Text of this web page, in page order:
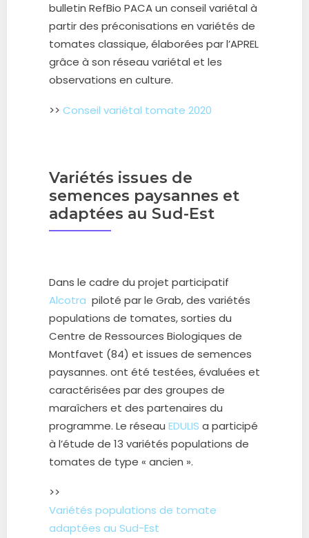
bulletin RefBio PACA un conseil variétal à
partir des préconisations en variétés de
tomates classique, élaborées par l’APREL
grâce à son réseau variétal et les
observations en culture.
>> Conseil variétal tomate 2020
Variétés issues de
semences paysannes et
adaptées au Sud-Est
Dans le cadre du projet participatif
Alcotra piloté par le Grab, des variétés
populations de tomates, sorties du
Centre de Ressources Biologiques de
Montfavet (84) et issues de semences
paysannes. ont été testées, évaluées et
caractérisées par des groupes de
maraîchers et des partenaires du
programme. Le réseau EDULIS a participé
à l’étude de 13 variétés populations de
tomates de type « ancien ».
>>
Variétés populations de tomate
adaptées au Sud-Est